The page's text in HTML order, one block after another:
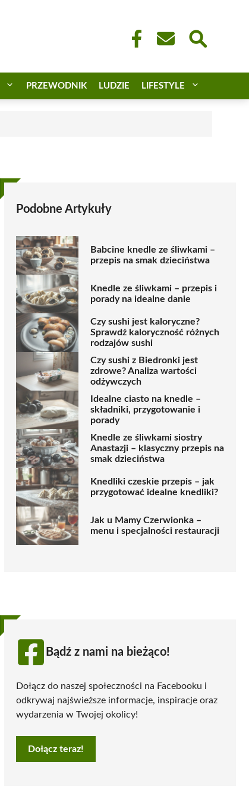
PRZEWODNIK LUDZIE LIFESTYLE
Podobne Artykuły
Babcine knedle ze śliwkami –
przepis na smak dzieciństwa
Knedle ze śliwkami – przepis i
porady na idealne danie
Czy sushi jest kaloryczne?
Sprawdź kaloryczność różnych
rodzajów sushi
Czy sushi z Biedronki jest
zdrowe? Analiza wartości
odżywczych
Idealne ciasto na knedle –
składniki, przygotowanie i
porady
Knedle ze śliwkami siostry
Anastazji – klasyczny przepis na
smak dzieciństwa
Knedliki czeskie przepis – jak
przygotować idealne knedliki?
Jak u Mamy Czerwionka –
menu i specjalności restauracji
Bądź z nami na bieżąco!
Dołącz do naszej społeczności na Facebooku i
odkrywaj najświeższe informacje, inspiracje oraz
wydarzenia w Twojej okolicy!
Dołącz teraz!